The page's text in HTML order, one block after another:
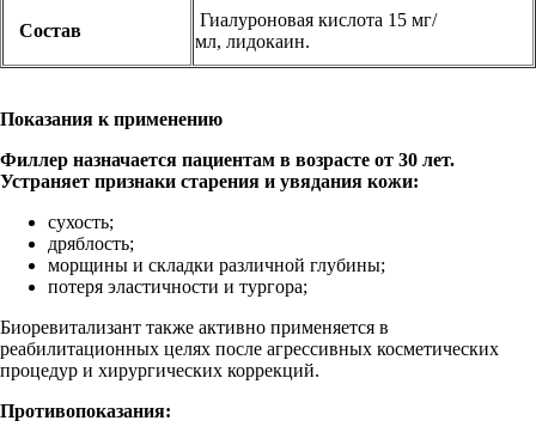
Состав
Гиалуроновая кислота 15 мг/
мл, лидокаин.
Показания к применению
Филлер назначается пациентам в возрасте от 30 лет.
Устраняет признаки старения и увядания кожи:
сухость;
дряблость;
морщины и складки различной глубины;
потеря эластичности и тургора;
Биоревитализант также активно применяется в
реабилитационных целях после агрессивных косметических
процедур и хирургических коррекций.
Противопоказания: